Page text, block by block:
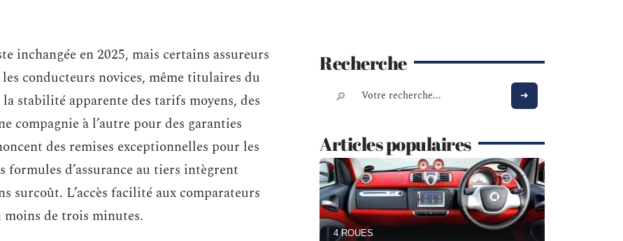
inchangée en 2025, mais certains assureurs
conducteurs novices, même titulaires du
stabilité apparente des tarifs moyens, des
compagnie à l’autre pour des garanties
des remises exceptionnelles pour les
d’assurance au tiers intègrent
surcoût. L’accès facilité aux comparateurs
moins de trois minutes.
Recherche
Articles populaires
4 ROUES